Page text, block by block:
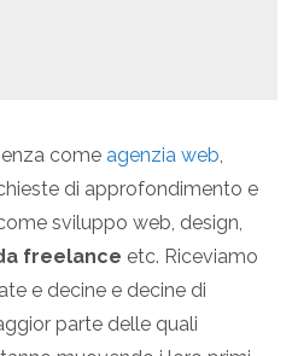
come agenzia web,
di approfondimento e
sviluppo web, design,
freelance etc. Riceviamo
e decine e decine di
parte delle quali